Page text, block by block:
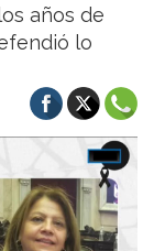
años de
lo